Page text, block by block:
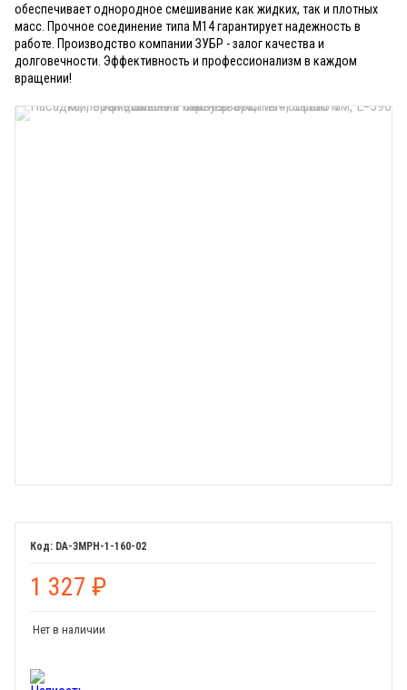
обеспечивает однородное смешивание как жидких, так и плотных
масс. Прочное соединение типа М14 гарантирует надежность в
работе. Производство компании ЗУБР - залог качества и
долговечности. Эффективность и профессионализм в каждом
вращении!
DA-ЗМРН-1-160-02
1 327 ₽
Нет в наличии